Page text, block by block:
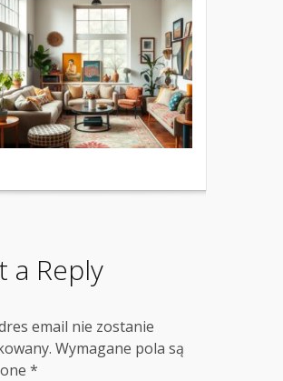
a Reply
email nie zostanie
Wymagane pola są
*